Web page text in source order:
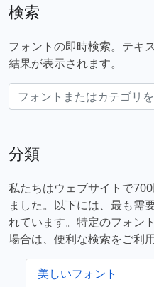
検索
フォントの即時検索。テキ
結果が表示されます。
分類
私たちはウェブサイトで
ました。以下には、最も需
れています。特定のフォン
場合は、便利な検索をご利
美しいフォント